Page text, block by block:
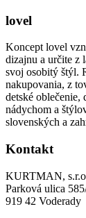
lovel
Koncept lovel
dizajnu a určite z
svoj osobitý štýl.
nakupovania, z
detské oblečenie,
nádychom a
slovenských a
Kontakt
KURTMAN,
Parková ulica
919 42 Voderady